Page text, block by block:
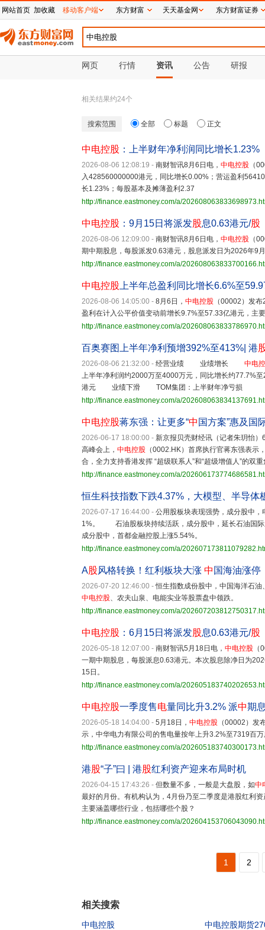
网页 行情 资讯 公告 研报
相关结果约24个
搜索范围 全部 标题 正文
中电控股 ：上半财年净利润同比增长1.23%
2026-08-06 12:08:19 - 南财智讯8月6日电， 中电控股 （
入428560000000港元，同比增长0.00%；营运盈利
长1.23%；每股基本及摊薄盈利2.37
http://finance.eastmoney.com/a/
中电控股 ：9月15日将派发股息0.63港元/股
2026-08-06 12:09:00 - 南财智讯8月6日电， 中电控股 （
期中期股息，每股派发0.63港元，股息派发日为2026年9
http://finance.eastmoney.com/a/
中电控股 上半年总盈利同比增长6.6%至
2026-08-06 14:05:00 - 8月6日， 中电控股 （00002）发
盈利在计入公平价值变动前增长9.7%至57.33亿港元，主
http://finance.eastmoney.com/a/
百奥赛图上半年净利预增392%至413%| 港
2026-08-06 21:32:00 - 经营业绩 业绩增长 中电
上半年净利润约2000万至4000万元，同比增长约
港元 业绩下滑 TOM集团：上半财年净亏损
http://finance.eastmoney.com/a/
中电控股蒋东强：让更多“中 国方案”惠及国
2026-06-17 18:00:00 - 新京报贝壳财经讯（记者朱玥怡
高峰会上， 中电控股 （0002.HK）首席执行官蒋东强表
合，全力支持香港发挥 “超级联系人”和“超级增值人”的双
http://finance.eastmoney.com/a/
恒生科技指数下跌4.37%，大模型、半导体
2026-07-17 16:44:00 - 公用股板块表现强势，成分股中
1%。 石油股板块持续活跃，成分股中，延长石油国
成分股中，首都金融控股上涨5.54%。
http://finance.eastmoney.com/a/
A股风格转换！红利板块大涨 中 国海油涨停
2026-07-20 12:46:00 -恒生指数成份股中，中国海洋石
中电控股、农夫山泉、电能实业等股票盘中领跌。
http://finance.eastmoney.com/a/
中电控股 ：6月15日将派发股息0.63港元/股
2026-05-18 12:07:00 - 南财智讯5月18日电， 中电控股
一期中期股息，每股派息0.63港元。本次股息除净日为
15日。
http://finance.eastmoney.com/a/
中电控股一季度售电量同比升3.2% 派中期
2026-05-18 14:04:00 - 5月18日， 中电控股 （00002）发
示，中华电力有限公司的售电量按年上升3.2%至7319百
http://finance.eastmoney.com/a/
港股“子”曰 | 港股红利资产迎来布局时机
2026-04-15 17:43:26 - 但数量不多，一般是大盘股，如中
最好的月份。有机构认为，4月份乃至二季度是港股红
主要涵盖哪些行业，包括哪些个股？
http://finance.eastmoney.com/a/
1 2
相关搜索
中电控股
中电控股期货
网站首页 加收藏 移动客户端 东方财富 天天基金网 东方财富证券